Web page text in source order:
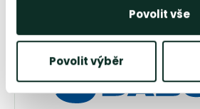
Povolit vše
Povolit výběr